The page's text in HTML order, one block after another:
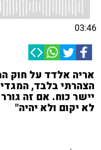
03:46
אריה אלדד על חוק
הצהרתי בלבד,
יישר כוח. אם זה
לא יקום ולא יהיה"